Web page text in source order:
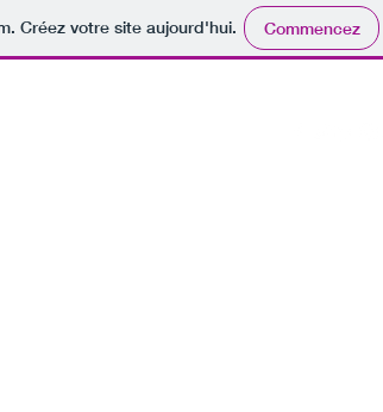
. Créez votre site aujourd'hui. Commencez